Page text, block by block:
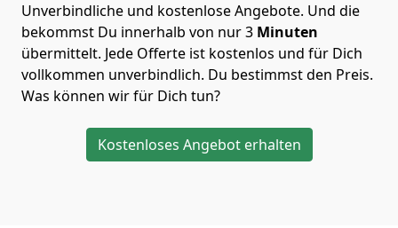
Unverbindliche und kostenlose Angebote. Und die
bekommst Du innerhalb von nur3 Minuten
übermittelt. Jede Offerte ist kostenlos und für Dich
vollkommen unverbindlich. Du bestimmst den Preis.
Was können wir für Dich tun?
Kostenloses Angebot erhalten